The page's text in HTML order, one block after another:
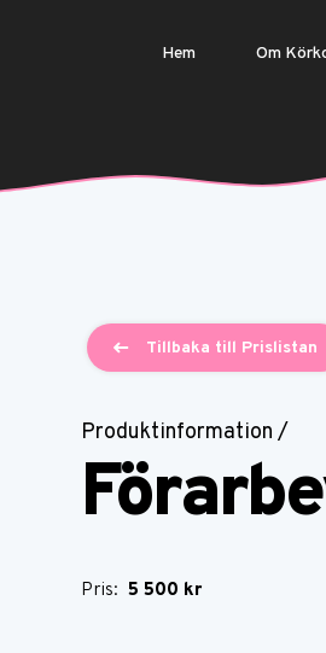
Hem Om
Tillbaka till Prislistan
Produktinformation /
Pris:5 500 kr